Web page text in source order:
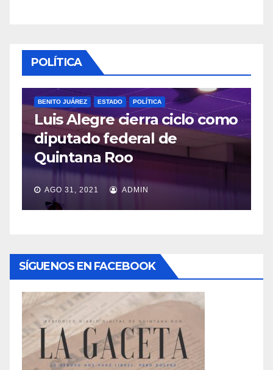
POLÍTICA
BENITO JUÁREZ ESTADO POLÍTICA
Luis Alegre cierra ciclo como
diputado federal de
Quintana Roo
AGO 31, 2021 ADMIN
SÍGUENOS EN FACEBOOK